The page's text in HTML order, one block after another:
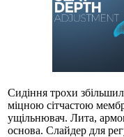
Сидіння трохи
міцною сітчастою
ущільнювач. Лита,
основа. Слайдер для